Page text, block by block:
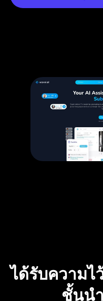
ได้รับความไ
ชั้นน